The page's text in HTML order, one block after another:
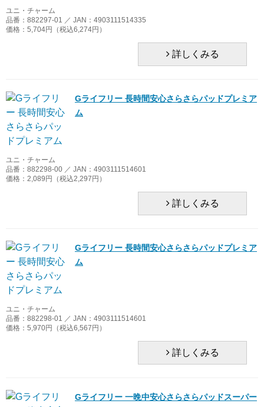
ユニ・チャーム
品番：882297-01 ／ JAN：4903111514335
価格：5,704円（税込6,274円）
詳しくみる
Gライフリー 長時間安心さらさらパッドプレミア
ム
ユニ・チャーム
品番：882298-00 ／ JAN：4903111514601
価格：2,089円（税込2,297円）
詳しくみる
Gライフリー 長時間安心さらさらパッドプレミア
ム
ユニ・チャーム
品番：882298-01 ／ JAN：4903111514601
価格：5,970円（税込6,567円）
詳しくみる
Gライフリー 一晩中安心さらさらパッドスーパー